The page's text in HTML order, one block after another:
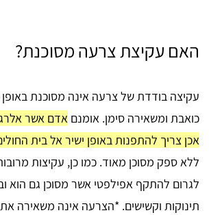
האם עקיצת צרעה מסוכנת?
עקיצה בודדת של צרעה אינה מסוכנת
כואבת ומשאירה סימן. אומנם אדם אשר
אכן צריך להתפנות באופן ישיר אל בית
ללא ספק מסוכן מאוד. כמו כן, עקיצות
לגרום להתקף אפילפטי אשר מסוכן גם הוא
תינוקות וקשישים. *הצרעה אינה משאירה